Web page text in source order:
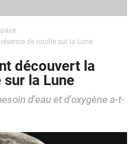
de rouille sur la Lune
découvert la
la Lune
d'eau et d'oxygène a-t-